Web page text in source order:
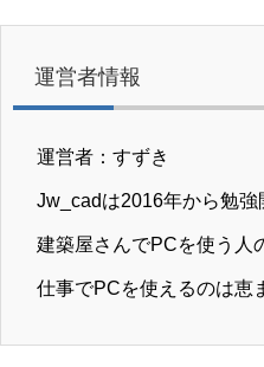
運営者情報
運営者：すずき
Jw_cadは2016年から勉強
建築屋さんでPCを使う人
仕事でPCを使えるのは恵